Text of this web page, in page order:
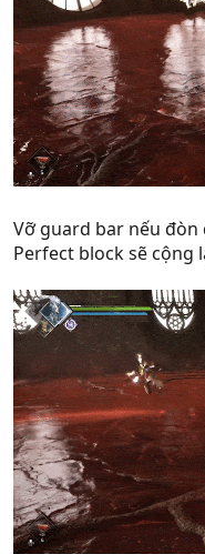
Vỡ guard bar nếu
Perfect block sẽ cộng